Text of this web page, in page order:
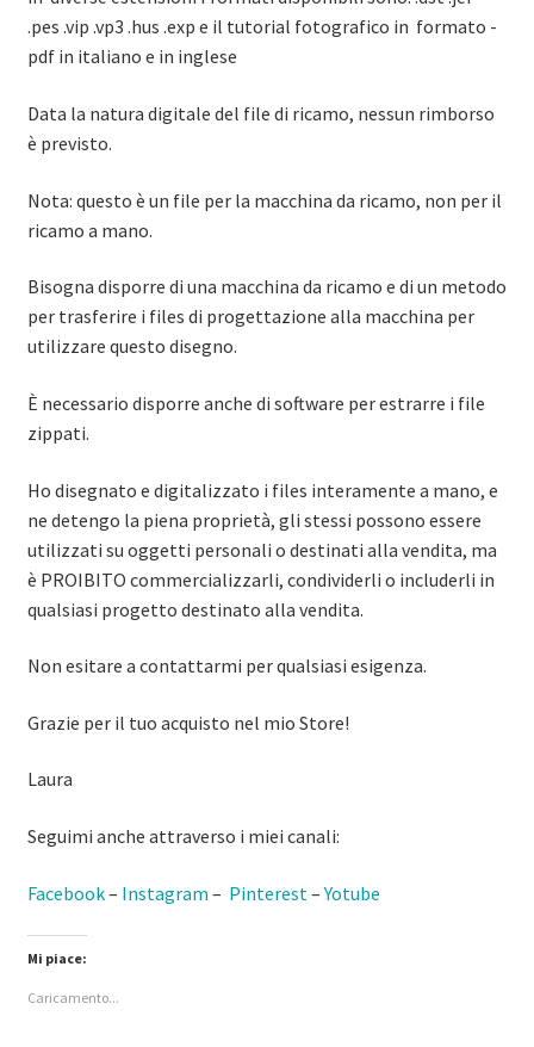
.pes .vip .vp3 .hus .exp e il tutorial fotografico in formato -
pdf in italiano e in inglese
Data la natura digitale del file di ricamo, nessun rimborso
è previsto.
Nota: questo è un file per la macchina da ricamo, non per il
ricamo a mano.
Bisogna disporre di una macchina da ricamo e di un metodo
per trasferire i files di progettazione alla macchina per
utilizzare questo disegno.
È necessario disporre anche di software per estrarre i file
zippati.
Ho disegnato e digitalizzato i files interamente a mano, e
ne detengo la piena proprietà, gli stessi possono essere
utilizzati su oggetti personali o destinati alla vendita, ma
è PROIBITO commercializzarli, condividerli o includerli in
qualsiasi progetto destinato alla vendita.
Non esitare a contattarmi per qualsiasi esigenza.
Grazie per il tuo acquisto nel mio Store!
Laura
Seguimi anche attraverso i miei canali:
Facebook– Instagram – Pinterest –Yotube
Mi piace:
Caricamento...